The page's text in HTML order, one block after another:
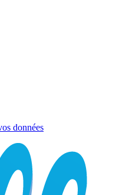
données